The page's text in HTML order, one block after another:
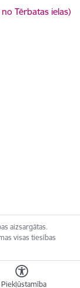
Piekļūstamība
Tērbatas ielas)
aizsargātas.
visas tiesības